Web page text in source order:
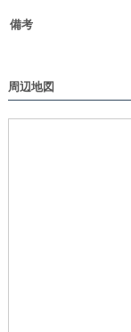
備考
周辺地図